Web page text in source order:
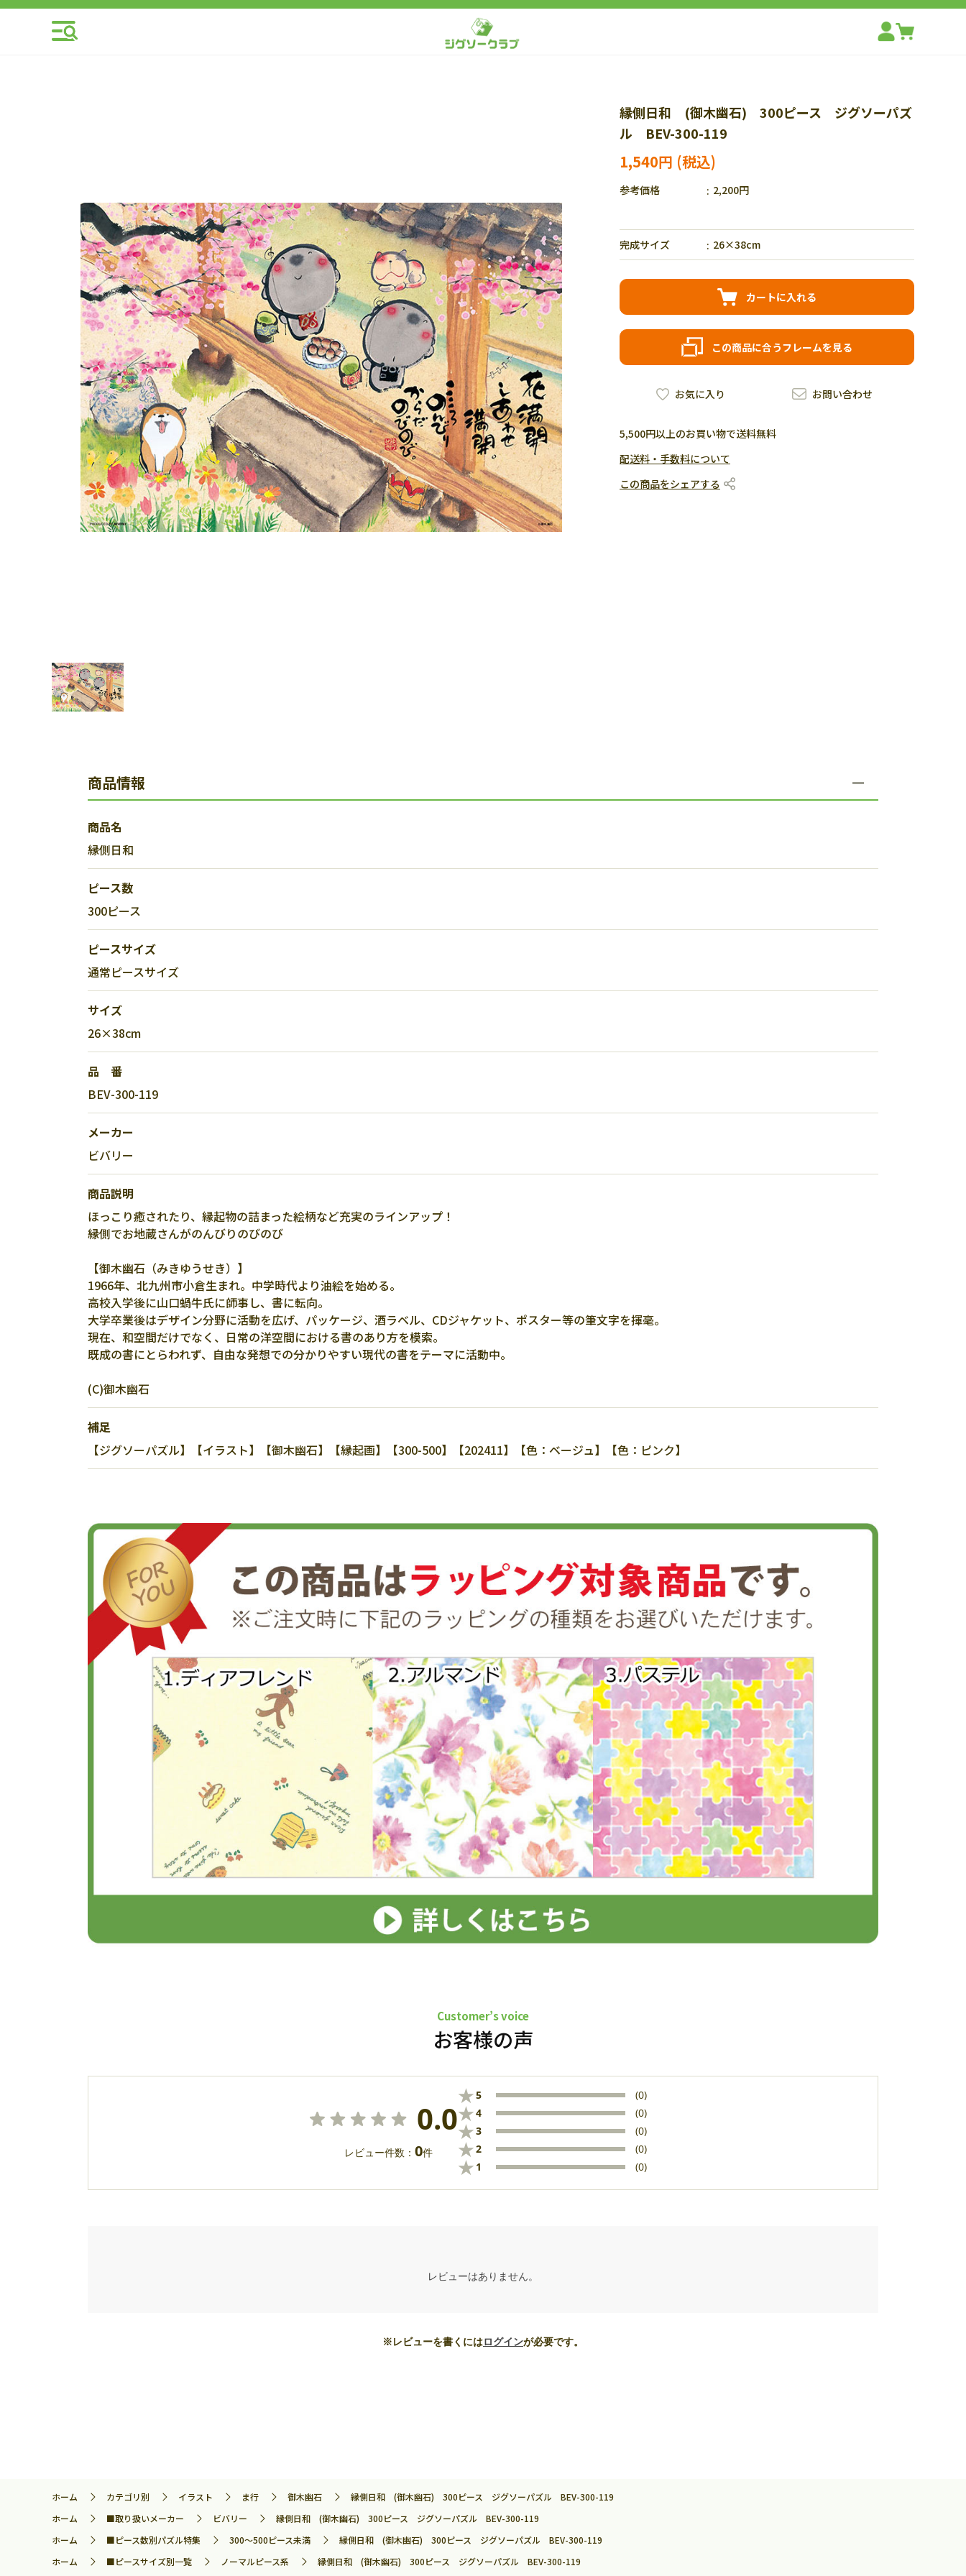
縁側日和 (御木幽石) 300ピース ジグソーパズ
ル BEV-300-119
1,540円
参考価格 2,200円
完成サイズ 26×38cm
カートに入れる
この商品に合うフレームを見る
お問い合わせ
お気に入り
5,500円以上のお買い物で送料無料
配送料・手数料について
この商品をシェアする
商品情報
商品名
縁側日和
ピース数
300ピース
ピースサイズ
通常ピースサイズ
サイズ
26×38cm
品 番
BEV-300-119
メーカー
ビバリー
商品説明
ほっこり癒されたり、縁起物の詰まった絵柄など充実のラインアップ！
縁側でお地蔵さんがのんびりのびのび
【御木幽石（みきゆうせき）】
1966年、北九州市小倉生まれ。中学時代より油絵を始める。
高校入学後に山口蝸牛氏に師事し、書に転向。
大学卒業後はデザイン分野に活動を広げ、パッケージ、酒ラベル、CDジャケット、ポスター等の筆文字を揮毫。
現在、和空間だけでなく、日常の洋空間における書のあり方を模索。
既成の書にとらわれず、自由な発想での分かりやすい現代の書をテーマに活動中。
(C)御木幽石
補足
【ジグソーパズル】【イラスト】【御木幽石】【縁起画】【300-500】【202411】【色：ベージュ】【色：ピンク】
Customer’s voice
お客様の声
0.0
レビュー件数： 0件
★5 (0)
★4 (0)
★3 (0)
★2 (0)
★ 1 (0)
レビューはありません。
※レビューを書くにはログインが必要です。
ホーム カテゴリ別 イラスト ま行 御木幽石
縁側日和 (御木幽石) 300ピース ジグソーパズル BEV-300-119
ホーム
■取り扱いメーカー ビバリー
縁側日和 (御木幽石) 300ピース ジグソーパズル BEV-300-119
ホーム
■ピース数別パズル特集 300～500ピース未満
縁側日和 (御木幽石) 300ピース ジグソーパズル BEV-300-119
ホーム
■ピースサイズ別一覧 ノーマルピース系 縁側日和 (御木幽石) 300ピース ジグソーパズル BEV-300-119